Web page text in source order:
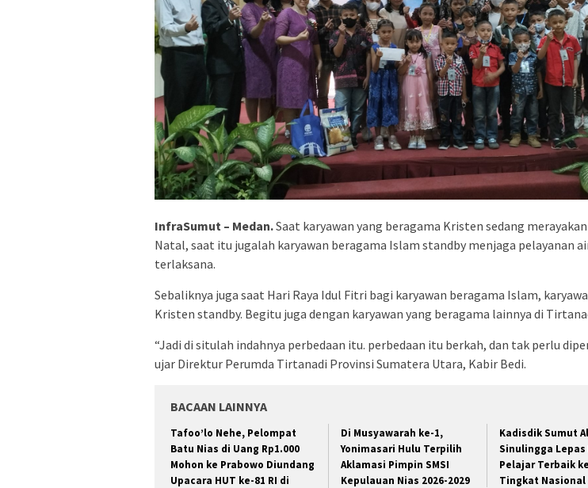
InfraSumut – Medan.Saat karyawan yang beragama Kristen sedang
Natal, saat itu jugalah karyawan beragama Islam standby menjaga pelayanan
terlaksana.
Sebaliknya juga saat Hari Raya Idul Fitri bagi karyawan beragama Islam,
Kristen standby. Begitu juga dengan karyawan yang beragama lainnya di
“Jadi di situlah indahnya perbedaan itu. perbedaan itu berkah, dan tak perlu
ujar Direktur Perumda Tirtanadi Provinsi Sumatera Utara, Kabir Bedi.
BACAAN LAINNYA
Tafoo’lo Nehe, Pelompat
Batu Nias di Uang Rp1.000
Mohon ke Prabowo Diundang
Upacara HUT ke-81 RI di
Di Musyawarah ke-1,
Yonimasari Hulu Terpilih
Aklamasi Pimpin SMSI
Kepulauan Nias 2026-2029
Kadisdik Sumut
Sinulingga Lepas
Pelajar Terbaik
Tingkat Nasional